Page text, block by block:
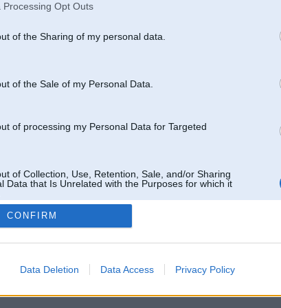
Processing Opt Outs
of the Sharing of my personal data.
of the Sale of my Personal Data.
of processing my Personal Data for Targeted
of Collection, Use, Retention, Sale, and/or Sharing
Data that Is Unrelated with the Purposes for which it
CONFIRM
Data Deletion Data Access Privacy Policy
ar